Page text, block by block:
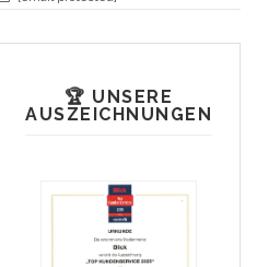
🏆 UNSERE
AUSZEICHNUNGEN